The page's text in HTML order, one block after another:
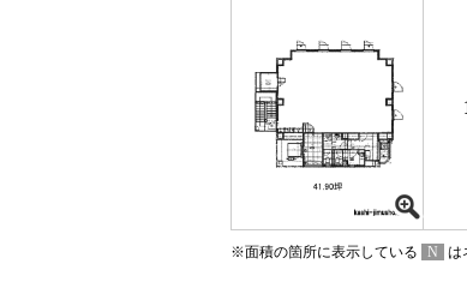
※面積の箇所に表示している N は